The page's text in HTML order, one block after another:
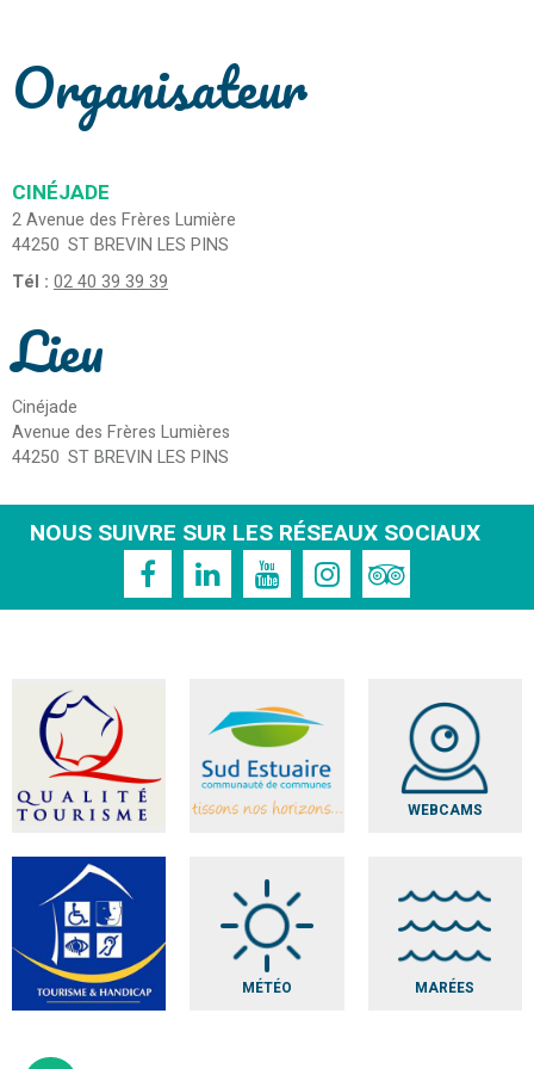
Organisateur
CINÉJADE
2 Avenue des Frères Lumière
44250 ST BREVIN LES PINS
Tél : 02 40 39 39 39
Lieu
Cinéjade
Avenue des Frères Lumières
44250 ST BREVIN LES PINS
NOUS SUIVRE SUR LES RÉSEAUX SOCIAUX
WEBCAMS
MÉTÉO MARÉES